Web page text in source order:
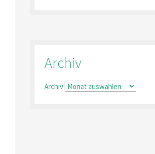
Archiv
Archiv